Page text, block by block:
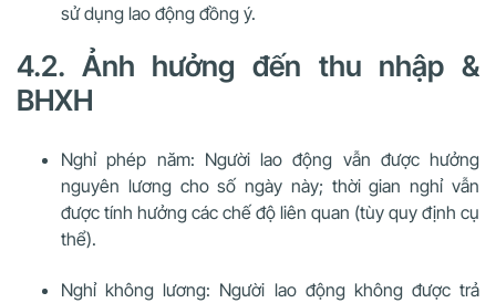
sử dụng lao động đồng ý.
4.2. Ảnh hưởng đến thu nhập &
BHXH
Nghỉ phép năm: Người lao động vẫn được hưởng
nguyên lương cho số ngày này; thời gian nghỉ vẫn
được tính hưởng các chế độ liên quan (tùy quy định cụ
thể).
Nghỉ không lương: Người lao động không được trả